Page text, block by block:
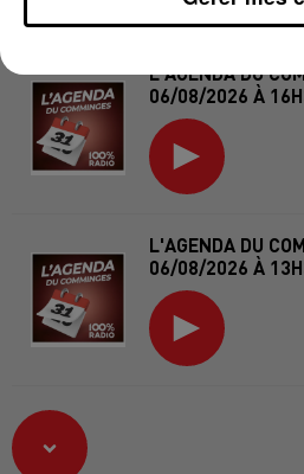
L'AGENDA DU
06/08/2026 À
L'AGENDA DU
06/08/2026 À